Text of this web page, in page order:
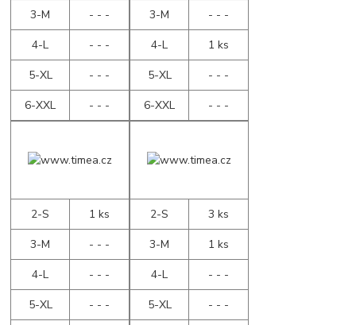
3-M
- - -
4-L
- - -
5-XL
- - -
6-XXL
- - -
3-M
- - -
4-L
1 ks
5-XL
- - -
6-XXL
- - -
2-S
1 ks
3-M
- - -
4-L
- - -
5-XL
- - -
2-S
3 ks
3-M
1 ks
4-L
- - -
5-XL
- - -